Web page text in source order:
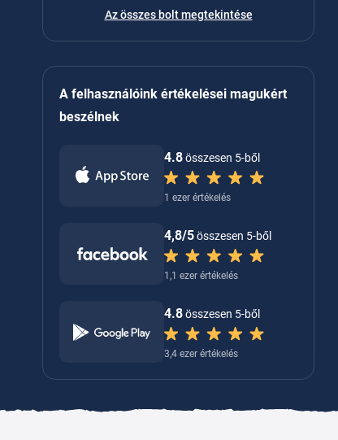
Az összes bolt megtekintése
A felhasználóink értékelései magukért
beszélnek
4.8összesen 5-ből
1 ezer értékelés
4,8/5összesen 5-ből
1,1 ezer értékelés
4.8összesen 5-ből
3,4 ezer értékelés